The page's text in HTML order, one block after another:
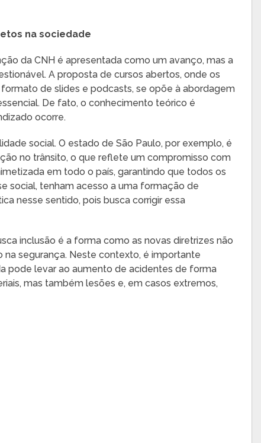
na sociedade
da CNH é apresentada como um avanço, mas a
A proposta de cursos abertos, onde os
de slides e podcasts, se opõe à abordagem
De fato, o conhecimento teórico é
ocorre.
social. O estado de São Paulo, por exemplo, é
no trânsito, o que reflete um compromisso com
em todo o país, garantindo que todos os
social, tenham acesso a uma formação de
nesse sentido, pois busca corrigir essa
inclusão é a forma como as novas diretrizes não
segurança. Neste contexto, é importante
pode levar ao aumento de acidentes de forma
mas também lesões e, em casos extremos,